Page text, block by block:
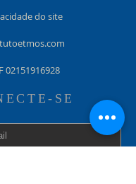
do site
02151916928
SE